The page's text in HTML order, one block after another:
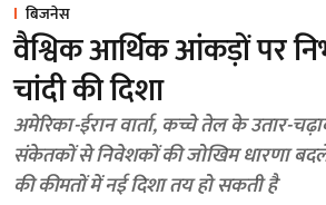
बिजनेस
वैश्विक आर्थिक आंकड़ों पर
चांदी की दिशा
अमेरिका-ईरान वार्ता, कच्चे तेल के उतार-
संकेतकों से निवेशकों की जोखिम धारणा
की कीमतों में नई दिशा तय हो सकती है